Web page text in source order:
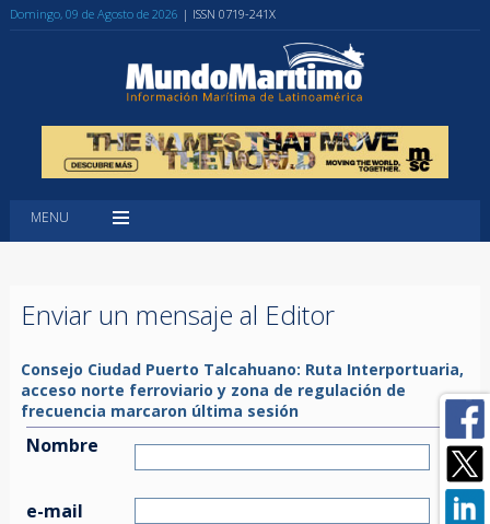
Domingo, 09 de Agosto de 2026 | ISSN 0719-241X
MENU
Enviar un mensaje al Editor
Consejo Ciudad Puerto Talcahuano: Ruta Interportuaria,
acceso norte ferroviario y zona de regulación de
frecuencia marcaron última sesión
Nombre
e-mail